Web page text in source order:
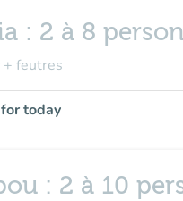
: 2 à 8
+ feutres
today
: 2 à 10